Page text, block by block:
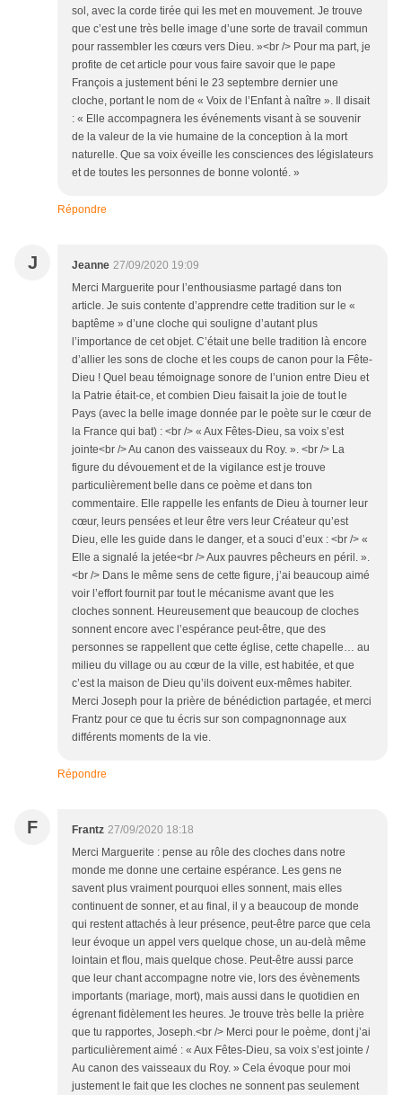
sol, avec la corde tirée qui les met en mouvement. Je trouve
que c’est une très belle image d’une sorte de travail commun
pour rassembler les cœurs vers Dieu. »<br /> Pour ma part, je
profite de cet article pour vous faire savoir que le pape
François a justement béni le 23 septembre dernier une
cloche, portant le nom de « Voix de l’Enfant à naître ». Il disait
: « Elle accompagnera les événements visant à se souvenir
de la valeur de la vie humaine de la conception à la mort
naturelle. Que sa voix éveille les consciences des législateurs
et de toutes les personnes de bonne volonté. »
Répondre
J Jeanne 27/09/2020 19:09
Merci Marguerite pour l’enthousiasme partagé dans ton
article. Je suis contente d’apprendre cette tradition sur le «
baptême » d’une cloche qui souligne d’autant plus
l’importance de cet objet. C’était une belle tradition là encore
d’allier les sons de cloche et les coups de canon pour la Fête-
Dieu ! Quel beau témoignage sonore de l’union entre Dieu et
la Patrie était-ce, et combien Dieu faisait la joie de tout le
Pays (avec la belle image donnée par le poète sur le cœur de
la France qui bat) : <br /> « Aux Fêtes-Dieu, sa voix s’est
jointe<br /> Au canon des vaisseaux du Roy. ». <br /> La
figure du dévouement et de la vigilance est je trouve
particulièrement belle dans ce poème et dans ton
commentaire. Elle rappelle les enfants de Dieu à tourner leur
cœur, leurs pensées et leur être vers leur Créateur qu’est
Dieu, elle les guide dans le danger, et a souci d’eux : <br /> «
Elle a signalé la jetée<br /> Aux pauvres pêcheurs en péril. ».
<br /> Dans le même sens de cette figure, j’ai beaucoup aimé
voir l’effort fournit par tout le mécanisme avant que les
cloches sonnent. Heureusement que beaucoup de cloches
sonnent encore avec l’espérance peut-être, que des
personnes se rappellent que cette église, cette chapelle… au
milieu du village ou au cœur de la ville, est habitée, et que
c’est la maison de Dieu qu’ils doivent eux-mêmes habiter.
Merci Joseph pour la prière de bénédiction partagée, et merci
Frantz pour ce que tu écris sur son compagnonnage aux
différents moments de la vie.
Répondre
F Frantz 27/09/2020 18:18
Merci Marguerite : pense au rôle des cloches dans notre
monde me donne une certaine espérance. Les gens ne
savent plus vraiment pourquoi elles sonnent, mais elles
continuent de sonner, et au final, il y a beaucoup de monde
qui restent attachés à leur présence, peut-être parce que cela
leur évoque un appel vers quelque chose, un au-delà même
lointain et flou, mais quelque chose. Peut-être aussi parce
que leur chant accompagne notre vie, lors des évènements
importants (mariage, mort), mais aussi dans le quotidien en
égrenant fidèlement les heures. Je trouve très belle la prière
que tu rapportes, Joseph.<br /> Merci pour le poème, dont j’ai
particulièrement aimé : « Aux Fêtes-Dieu, sa voix s’est jointe /
Au canon des vaisseaux du Roy. » Cela évoque pour moi
justement le fait que les cloches ne sonnent pas seulement